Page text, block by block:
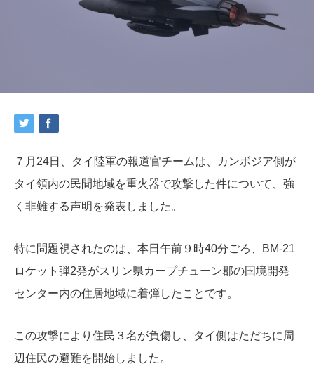
７月24日、タイ陸軍の報道官チームは、カンボジア側が
タイ領内の民間地域を重火器で攻撃した件について、強
く非難する声明を発表しました。
特に問題視されたのは、本日午前９時40分ごろ、BM-21
ロケット弾2発がスリン県カープチューン郡の国境開発
センター内の住居地域に着弾したことです。
この攻撃により住民３名が負傷し、タイ側はただちに周
辺住民の避難を開始しました。